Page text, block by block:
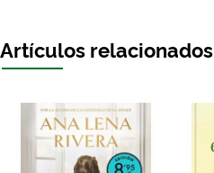
Artículos relacionados